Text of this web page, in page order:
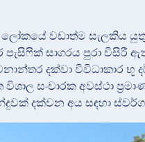
වඩාත්ම සැලකිය
සාගරය පුරා විසිරී ඇත.
දක්වා විවිධාකාර භූ
සංචාරක අවස්ථා
දක්වන අය සඳහා